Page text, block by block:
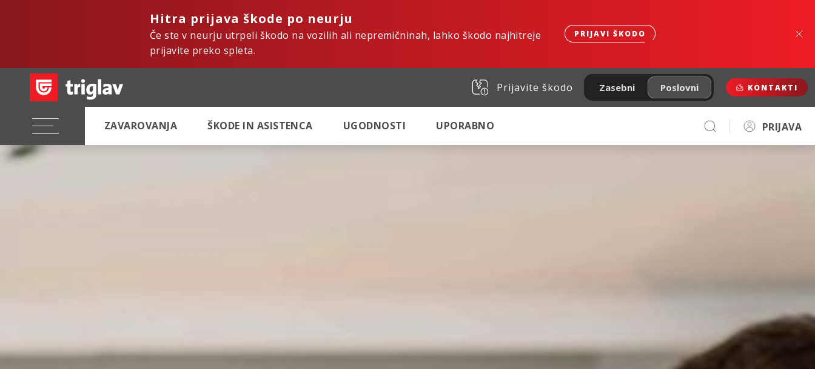
Hitra prijava škode po neurju
Če ste v neurju utrpeli škodo na vozilih ali nepremičninah, lahko škodo najhitreje
prijavite preko spleta.
PRIJAVI ŠKODO
Prijavite škodo Zasebni Poslovni KONTAKTI
ZAVAROVANJA ŠKODE IN ASISTENCA UGODNOSTI UPORABNO PRIJAVA